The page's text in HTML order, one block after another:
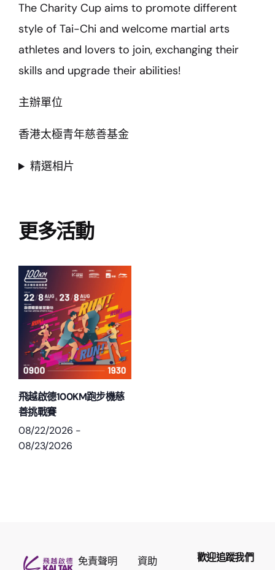
The Charity Cup aims to promote different
style of Tai-Chi and welcome martial arts
athletes and lovers to join, exchanging their
skills and upgrade their abilities!
主辦單位
香港太極青年慈善基金
精選相片
更多活動
飛越啟德100KM跑步機慈
善挑戰賽
08/22/2026 -
08/23/2026
免責聲明 資助 歡迎追蹤我們